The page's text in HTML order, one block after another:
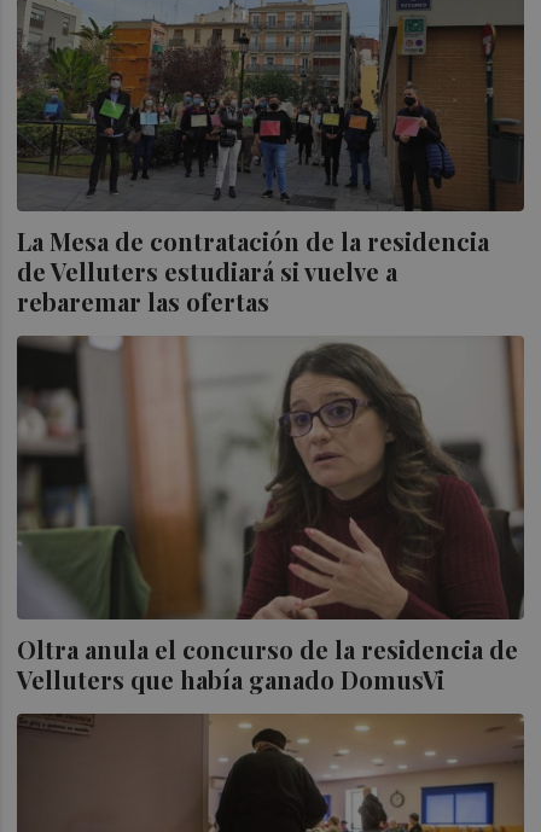
La Mesa de contratación de la residencia
de Velluters estudiará si vuelve a
rebaremar las ofertas
Oltra anula el concurso de la residencia de
Velluters que había ganado DomusVi